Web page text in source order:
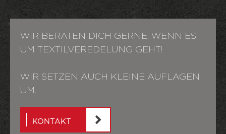
WIR BERATEN DICH GERNE, WENN ES
UM TEXTILVEREDELUNG GEHT!
WIR SETZEN AUCH KLEINE AUFLAGEN
UM.
KONTAKT